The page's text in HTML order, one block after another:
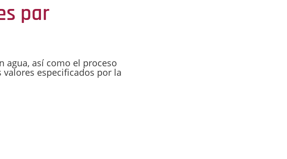
par
agua, así como el proceso
especificados por la